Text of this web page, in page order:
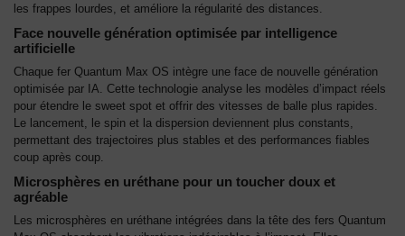
les frappes lourdes, et améliore la régularité des distances.
Face nouvelle génération optimisée par intelligence
artificielle
Chaque fer Quantum Max OS intègre une face de nouvelle génération
optimisée par IA. Cette technologie analyse les modèles d’impact réels
pour étendre le sweet spot et offrir des vitesses de balle plus rapides.
Le lancement, le spin et la dispersion deviennent plus constants,
permettant des trajectoires plus stables et des performances fiables
coup après coup.
Microsphères en uréthane pour un toucher doux et
agréable
Les microsphères en uréthane intégrées dans la tête des fers Quantum